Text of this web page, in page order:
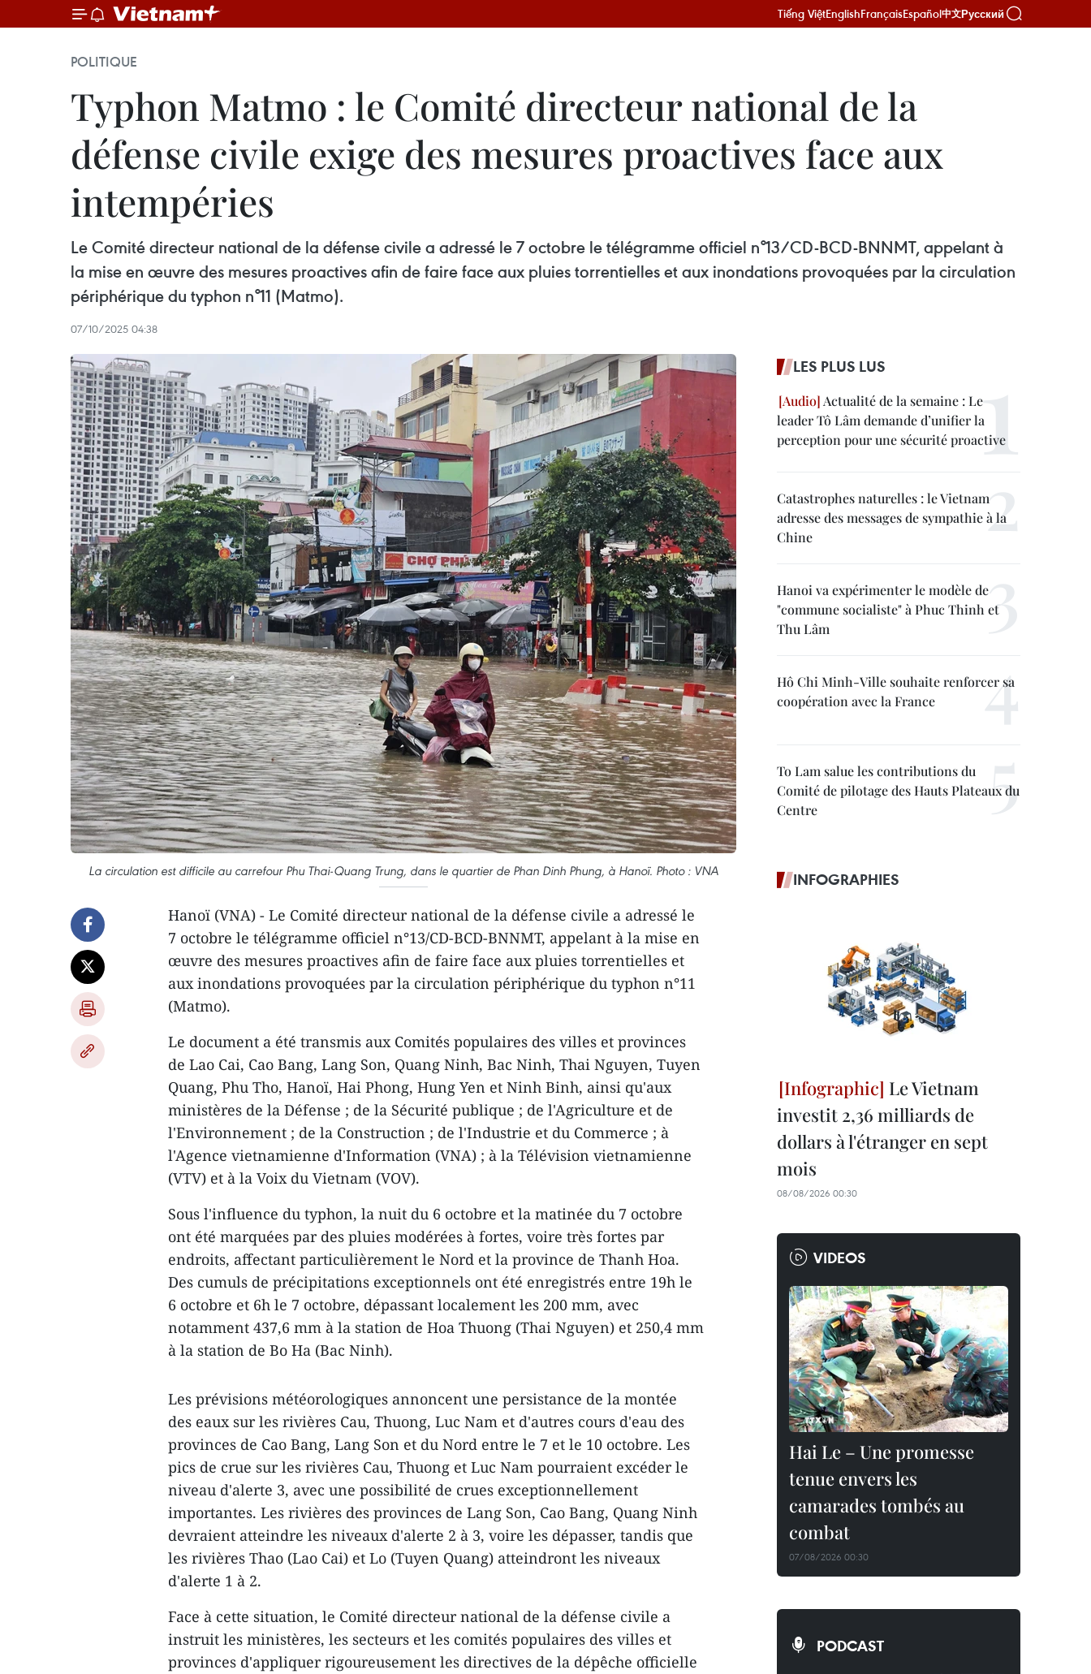
Tiếng ViệtEnglishFrançaisEspañol中文Русский
POLITIQUE
Typhon Matmo : le Comité directeur national de la
défense civile exige des mesures proactives face aux
intempéries
Le Comité directeur national de la défense civile a adressé le 7 octobre le télégramme officiel n°13/CD-BCD-BNNMT, appelant à
la mise en œuvre des mesures proactives afin de faire face aux pluies torrentielles et aux inondations provoquées par la circulation
périphérique du typhon n°11 (Matmo).
07/10/2025 04:38
La circulation est difficile au carrefour Phu Thai-Quang Trung, dans le quartier de Phan Dinh Phung, à Hanoï. Photo : VNA
Hanoï (VNA) - Le Comité directeur national de la défense civile a adressé le
7 octobre le télégramme officiel n°13/CD-BCD-BNNMT, appelant à la mise en
œuvre des mesures proactives afin de faire face aux pluies torrentielles et
aux inondations provoquées par la circulation périphérique du typhon n°11
(Matmo).
Le document a été transmis aux Comités populaires des villes et provinces
de Lao Cai, Cao Bang, Lang Son, Quang Ninh, Bac Ninh, Thai Nguyen, Tuyen
Quang, Phu Tho, Hanoï, Hai Phong, Hung Yen et Ninh Binh, ainsi qu'aux
ministères de la Défense ; de la Sécurité publique ; de l'Agriculture et de
l'Environnement ; de la Construction ; de l'Industrie et du Commerce ; à
l'Agence vietnamienne d'Information (VNA) ; à la Télévision vietnamienne
(VTV) et à la Voix du Vietnam (VOV).
Sous l'influence du typhon, la nuit du 6 octobre et la matinée du 7 octobre
ont été marquées par des pluies modérées à fortes, voire très fortes par
endroits, affectant particulièrement le Nord et la province de Thanh Hoa.
Des cumuls de précipitations exceptionnels ont été enregistrés entre 19h le
6 octobre et 6h le 7 octobre, dépassant localement les 200 mm, avec
notamment 437,6 mm à la station de Hoa Thuong (Thai Nguyen) et 250,4 mm
à la station de Bo Ha (Bac Ninh).
Les prévisions météorologiques annoncent une persistance de la montée
des eaux sur les rivières Cau, Thuong, Luc Nam et d'autres cours d'eau des
provinces de Cao Bang, Lang Son et du Nord entre le 7 et le 10 octobre. Les
pics de crue sur les rivières Cau, Thuong et Luc Nam pourraient excéder le
niveau d'alerte 3, avec une possibilité de crues exceptionnellement
importantes. Les rivières des provinces de Lang Son, Cao Bang, Quang Ninh
devraient atteindre les niveaux d'alerte 2 à 3, voire les dépasser, tandis que
les rivières Thao (Lao Cai) et Lo (Tuyen Quang) atteindront les niveaux
d'alerte 1 à 2.
Face à cette situation, le Comité directeur national de la défense civile a
instruit les ministères, les secteurs et les comités populaires des villes et
provinces d'appliquer rigoureusement les directives de la dépêche officielle
LES PLUS LUS
Actualité de la semaine : Le
leader Tô Lâm demande d’unifier la
perception pour une sécurité proactive
Catastrophes naturelles : le Vietnam
adresse des messages de sympathie à la
Chine
Hanoi va expérimenter le modèle de
"commune socialiste" à Phuc Thinh et
Thu Lâm
Hô Chi Minh-Ville souhaite renforcer sa
coopération avec la France
To Lam salue les contributions du
Comité de pilotage des Hauts Plateaux du
Centre
INFOGRAPHIES
Le Vietnam
investit 2,36 milliards de
dollars à l'étranger en sept
mois
08/08/2026 00:30
VIDEOS
Hai Le – Une promesse
tenue envers les
camarades tombés au
combat
07/08/2026 00:30
PODCAST